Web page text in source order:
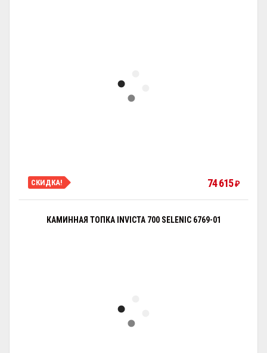
СКИДКА! 74 615₽
КАМИННАЯ ТОПКА INVICTA 700 SELENIC 6769-01